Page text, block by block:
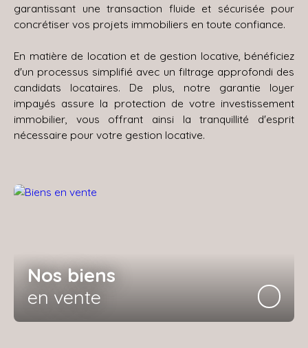
garantissant une transaction fluide et sécurisée pour
concrétiser vos projets immobiliers en toute confiance.
En matière de location et de gestion locative, bénéficiez
d'un processus simplifié avec un filtrage approfondi des
candidats locataires. De plus, notre garantie loyer
impayés assure la protection de votre investissement
immobilier, vous offrant ainsi la tranquillité d'esprit
nécessaire pour votre gestion locative.
Nos biens
en vente